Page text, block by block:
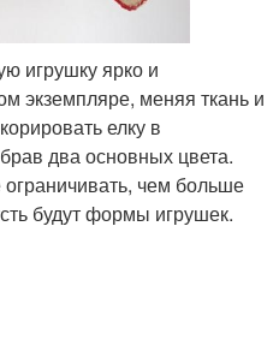
игрушку ярко и
экземпляре, меняя ткань и
елку в
два основных цвета.
чем больше
будут формы игрушек.